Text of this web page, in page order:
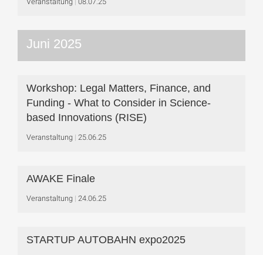
Juni 2025
Workshop: Legal Matters, Finance, and
Funding - What to Consider in Science-
based Innovations (RISE)
Veranstaltung 25.06.25
AWAKE Finale
Veranstaltung 24.06.25
STARTUP AUTOBAHN expo2025